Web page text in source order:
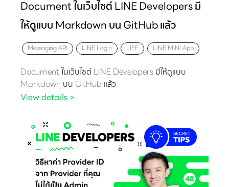
Document ในเว็บไซต์ LINE Developers มี
ให้ดูแบบ Markdown บน GitHub แล้ว
Messaging API LINE Login LIFF LINE MINI App
Document ในเว็บไซต์ LINE Developers มีให้ดูแบบ
Markdown บน GitHub แล้ว
View details >